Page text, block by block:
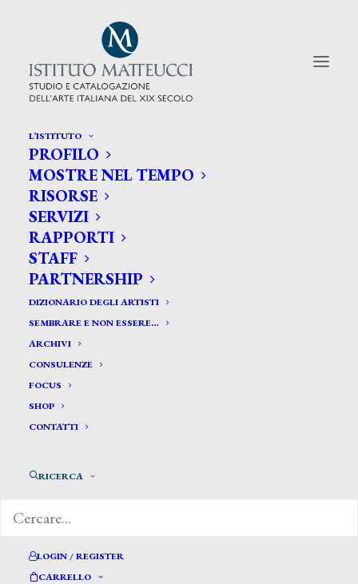
L’ISTITUTO
PROFILO
MOSTRE NEL TEMPO
RISORSE
SERVIZI
RAPPORTI
STAFF
PARTNERSHIP
DIZIONARIO DEGLI ARTISTI
SEMBRARE E NON ESSERE…
ARCHIVI
CONSULENZE
FOCUS
SHOP
CONTATTI
RICERCA
LOGIN / REGISTER
CARRELLO
CERCA TRA GLI ARTISTI:
Search
for:
SCIFONI ANATOLIO
Figlio della pittrice I. Botti e del poeta Luigi,